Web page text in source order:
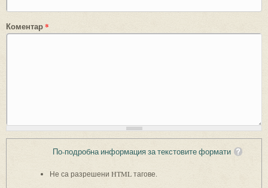
Коментар*
По-подробна информация за текстовите формати
Не са разрешени HTML тагове.